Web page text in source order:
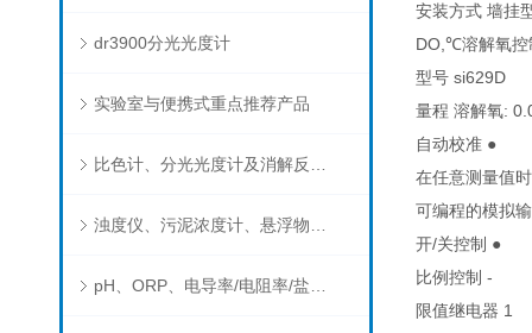
dr3900分光光度计
实验室与便携式重点推荐产品
安装方式 墙挂
DO,℃溶解氧控
型号 si629D
量程 溶解氧:
自动校准 ●
在任意测量值
可编程的模拟
开/关控制 ●
比例控制 -
限值继电器 1